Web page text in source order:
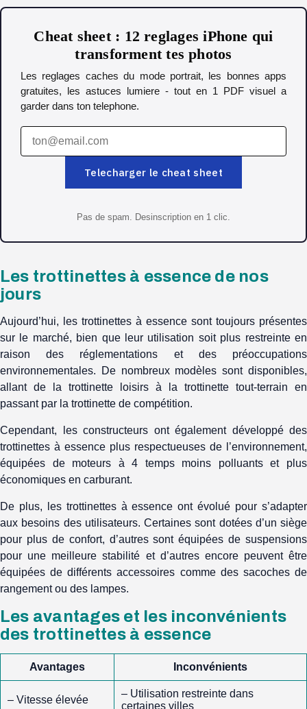
Cheat sheet : 12 reglages iPhone qui
transforment tes photos
Les reglages caches du mode portrait, les bonnes apps
gratuites, les astuces lumiere - tout en 1 PDF visuel a
garder dans ton telephone.
Telecharger le cheat sheet
Pas de spam. Desinscription en 1 clic.
Les trottinettes à essence de nos
jours
Aujourd’hui, les trottinettes à essence sont toujours présentes
sur le marché, bien que leur utilisation soit plus restreinte en
raison des réglementations et des préoccupations
environnementales. De nombreux modèles sont disponibles,
allant de la trottinette loisirs à la trottinette tout-terrain en
passant par la trottinette de compétition.
Cependant, les constructeurs ont également développé des
trottinettes à essence plus respectueuses de l’environnement,
équipées de moteurs à 4 temps moins polluants et plus
économiques en carburant.
De plus, les trottinettes à essence ont évolué pour s’adapter
aux besoins des utilisateurs. Certaines sont dotées d’un siège
pour plus de confort, d’autres sont équipées de suspensions
pour une meilleure stabilité et d’autres encore peuvent être
équipées de différents accessoires comme des sacoches de
rangement ou des lampes.
Les avantages et les inconvénients
des trottinettes à essence
Avantages Inconvénients
– Vitesse élevée
– Utilisation restreinte dans
certaines villes